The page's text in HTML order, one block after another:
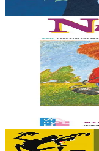
11 vloaz hag ouzhpenn
Ni a gomz
Un hentenn brezhoneg
eus ur c’hod el levr
embannadur.
23,00 €
5 bloaz hag ouzhpenn
TES